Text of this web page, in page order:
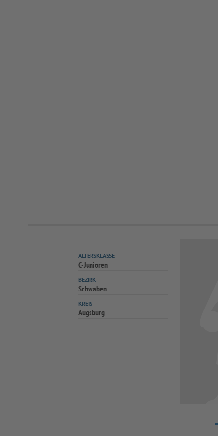
ALTERSKLASSE
C-Junioren
BEZIRK
Schwaben
KREIS
Augsburg